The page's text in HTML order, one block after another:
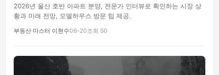
2026년 울산 호반 아파트 분양, 전문가 인터뷰로 확인하는 시장 상
황과 미래 전망, 모델하우스 방문 팁 제공.
부동산 마스터 이현수06-20조회 50